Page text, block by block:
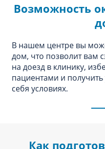
Возможность
В нашем центре вы
дом, что позволит вам
на доезд в клинику,
пациентами и
себя условиях.
Как